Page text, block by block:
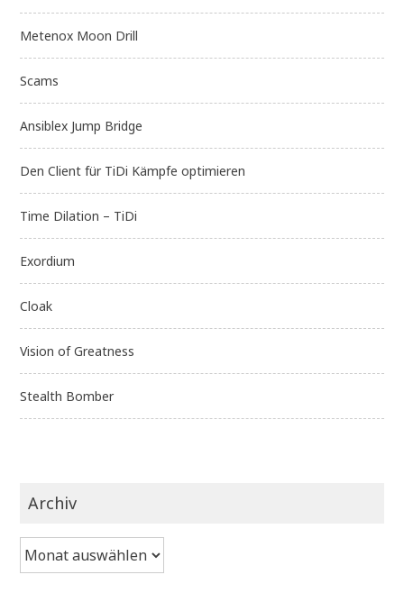
Metenox Moon Drill
Scams
Ansiblex Jump Bridge
Den Client für TiDi Kämpfe optimieren
Time Dilation – TiDi
Exordium
Cloak
Vision of Greatness
Stealth Bomber
Archiv